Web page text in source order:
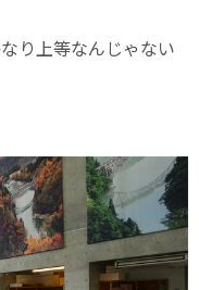
り上等なんじゃない